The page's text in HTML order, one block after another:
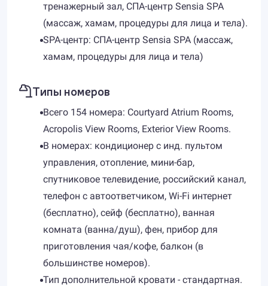
тренажерный зал, СПА-центр Sensia SPA
(массаж, хамам, процедуры для лица и тела).
SPA-центр: CПА-центр Sensia SPA (массаж,
хамам, процедуры для лица и тела)
Типы номеров
Всего 154 номера: Courtyard Atrium Rooms,
Acropolis View Rooms, Exterior View Rooms.
В номерах: кондиционер с инд. пультом
управления, отопление, мини-бар,
спутниковое телевидение, российский канал,
телефон с автоответчиком, Wi-Fi интернет
(бесплатно), сейф (бесплатно), ванная
комната (ванна/душ), фен, прибор для
приготовления чая/кофе, балкон (в
большинстве номеров).
Тип дополнительной кровати - стандартная.